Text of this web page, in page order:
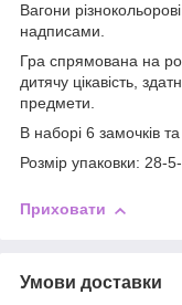
Вагони
надписами.
Гра спрямована на
дитячу цікавість,
предмети.
В наборі 6 замочків
Розмір упаковки: 28-
Приховати
Умови доставки